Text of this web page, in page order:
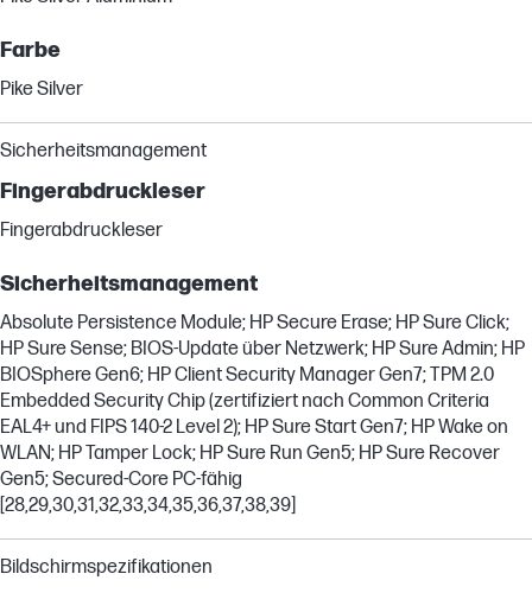
Farbe
Pike Silver
Sicherheitsmanagement
Fingerabdruckleser
Fingerabdruckleser
Sicherheitsmanagement
Absolute Persistence Module; HP Secure Erase; HP Sure Click;
HP Sure Sense; BIOS-Update über Netzwerk; HP Sure Admin; HP
BIOSphere Gen6; HP Client Security Manager Gen7; TPM 2.0
Embedded Security Chip (zertifiziert nach Common Criteria
EAL4+ und FIPS 140-2 Level 2); HP Sure Start Gen7; HP Wake on
WLAN; HP Tamper Lock; HP Sure Run Gen5; HP Sure Recover
Gen5; Secured-Core PC-fähig
[28,29,30,31,32,33,34,35,36,37,38,39]
Bildschirmspezifikationen